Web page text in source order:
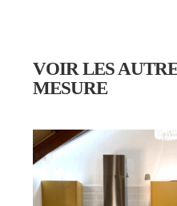
VOIR LES
MESURE